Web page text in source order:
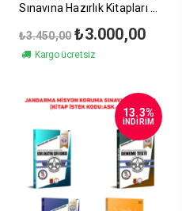
Sınavına Hazırlık Kitapları
₺3.450,00 Orijinal
fiyat:
₺3.450,00.
₺3.000,00Şu
Kargo ücretsiz
13.3%
İNDİRİM